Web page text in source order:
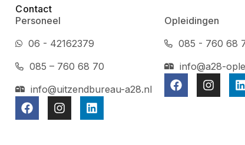
Contact
Personeel
06 - 42162379
085 – 760 68 70
info@uitzendbureau-a28.nl
Opleidingen
085 - 760 68
info@a28-